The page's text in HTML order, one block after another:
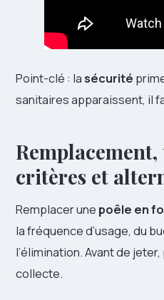
Point-clé : lasécurité
sanitaires apparaissent, il
critères et
Remplacer une poêle en
la fréquence d’usage, du
l’élimination. Avant de
collecte.